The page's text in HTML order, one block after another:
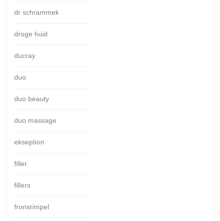
dr schrammek
droge huid
ducray
duo
duo beauty
duo massage
ekseption
filler
fillers
fronsrimpel